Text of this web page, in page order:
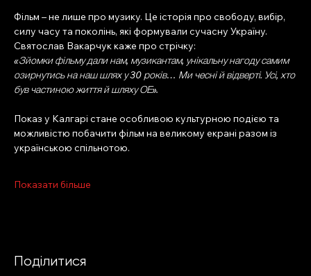
Фільм – не лише про музику. Це історія про свободу, вибір,
силу часу та поколінь, які формували сучасну Україну.
Святослав Вакарчук каже про стрічку:
«Зйомки фільму дали нам, музикантам, унікальну нагоду самим
озирнутись на наш шлях у 30 років… Ми чесні й відверті. Усі, хто
був частиною життя й шляху ОЕ».
Показ у Калгарі стане особливою культурною подією та
можливістю побачити фільм на великому екрані разом із
українською спільнотою.
Показати більше
Поділитися